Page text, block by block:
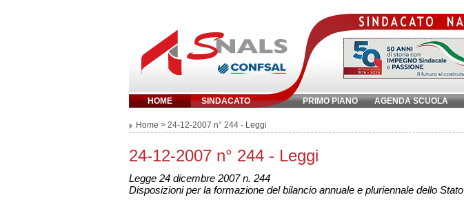
HOME SINDACATO PRIMO PIANO AGENDA SCUOLA
Inserisci parola chiave:
Home > 24-12-2007 n° 244 - Leggi
24-12-2007 n° 244 - Leggi
Legge 24 dicembre 2007 n. 244
Disposizioni per la formazione del bilancio annuale e pluriennale dello Stato